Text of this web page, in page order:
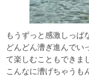
もうずっと感激しっぱ
どんどん漕ぎ進んでい
て楽しむこともできま
こんなに漕げちゃうも